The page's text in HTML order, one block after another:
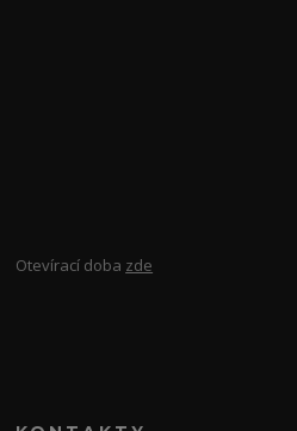
Otevírací doba zde